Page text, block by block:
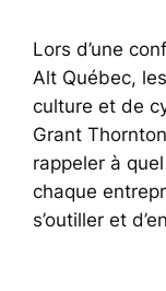
Lors d’une
Alt Québec,
culture et de
Grant
rappeler à
chaque
s’outiller et